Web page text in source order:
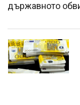
държавното